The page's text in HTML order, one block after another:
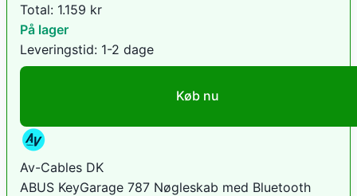
Total: 1.159 kr
På lager
Leveringstid: 1-2 dage
Køb nu
Av-Cables DK
ABUS KeyGarage 787 Nøgleskab med Bluetooth